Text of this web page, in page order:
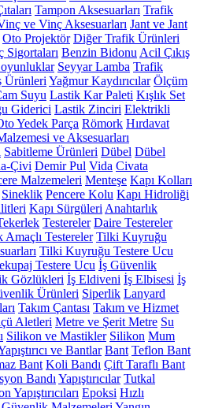
Tampon Aksesuarları Trafik
ve Vinç Aksesuarları Jant ve Jant
Oto Projektör Diğer Trafik Ürünleri
Sigortaları Benzin Bidonu Acil Çıkış
Seyyar Lamba Trafik
Ürünleri Yağmur Kaydırıcılar Ölçüm
Suyu Lastik Kar Paleti Kışlık Set
Giderici Lastik Zinciri Elektrikli
Yedek Parça Römork Hırdavat
ve Aksesuarları
Sabitleme Ürünleri Dübel Dübel
Çivi Demir Pul Vida Civata
Malzemeleri Menteşe Kapı Kolları
Sineklik Pencere Kolu Kapı Hidroliği
Kapı Sürgüleri Anahtarlık
Testereler Daire Testereler
Amaçlı Testereler Tilki Kuyruğu
Tilki Kuyruğu Testere Ucu
Testere Ucu İş Güvenlik
Gözlükleri İş Eldiveni İş Elbisesi İş
Ürünleri Siperlik Lanyard
Takım Çantası Takım ve Hizmet
Aletleri Metre ve Şerit Metre Su
Silikon ve Mastikler Silikon Mum
ve Bantlar Bant Teflon Bant
Bant Koli Bandı Çift Taraflı Bant
Bandı Yapıştırıcılar Tutkal
Yapıştırıcıları Epoksi Hızlı